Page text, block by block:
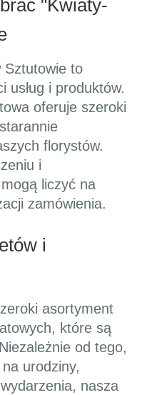
"Kwiaty-
Sztutowie to
usług i produktów.
oferuje szeroki
florystów.
i
liczyć na
zamówienia.
i
asortyment
które są
od tego,
urodziny,
nasza